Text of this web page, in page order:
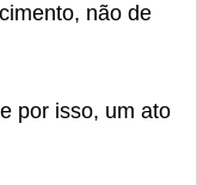
não de
por isso, um ato